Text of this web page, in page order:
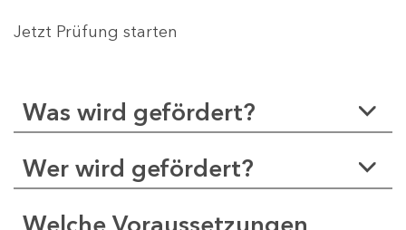
Jetzt Prüfung starten
Was wird gefördert?
Wer wird gefördert?
Welche Voraussetzungen